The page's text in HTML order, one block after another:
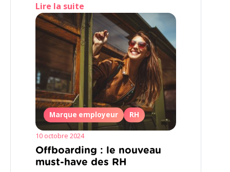
Lire la suite
Marque employeur RH
10 octobre 2024
Offboarding : le nouveau
must-have des RH